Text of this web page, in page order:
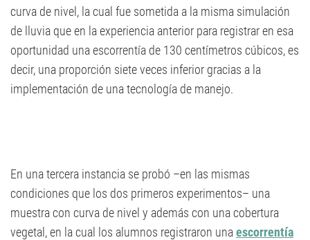
curva de nivel, la cual fue sometida a la misma simulación
de lluvia que en la experiencia anterior para registrar en esa
oportunidad una escorrentía de 130 centímetros cúbicos, es
decir, una proporción siete veces inferior gracias a la
implementación de una tecnología de manejo.
En una tercera instancia se probó –en las mismas
condiciones que los dos primeros experimentos– una
muestra con curva de nivel y además con una cobertura
vegetal, en la cual los alumnos registraron unaescorrentía